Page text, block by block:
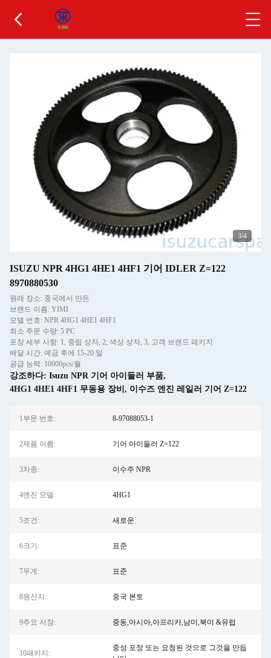
3/4
ISUZU NPR 4HG1 4HE1 4HF1 기어 IDLER Z=122
8970880530
원래 장소: 중국에서 만든
브랜드 이름: YIMI
모델 번호: NPR 4HG1 4HE1 4HF1
최소 주문 수량: 5 PC
포장 세부 사항: 1, 중립 상자, 2, 색상 상자, 3, 고객 브랜드 패키지
배달 시간: 예금 후에 15-20 일
공급 능력: 10000pcs/월
강조하다: Isuzu NPR 기어 아이들러 부품,
4HG1 4HE1 4HF1 무동용 장비 , 이수즈 엔진 레일러 기어 Z=122
1부문 번호: 8-97088053-1
2제품 이름: 기어 아이들러 Z=122
3차종: 이수주 NPR
4엔진 모델: 4HG1
5조건: 새로운
6크기: 표준
7무게: 표준
8원산지: 중국 본토
9주요 시장: 중동,아시아,아프리카,남미,북미 &유럽
10패키지:
중성 포장 또는 요청된 것으로 그것을 만듭